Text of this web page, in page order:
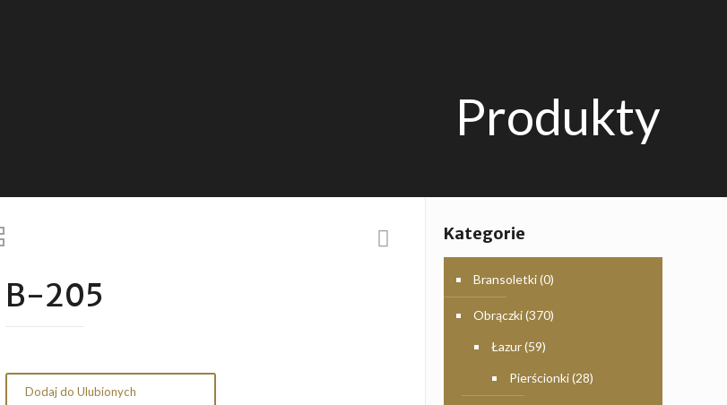
Produkty
B-205
Dodaj do Ulubionych
Kategorie
Bransoletki(0)
Obrączki(370)
Łazur(59)
Pierścionki(28)